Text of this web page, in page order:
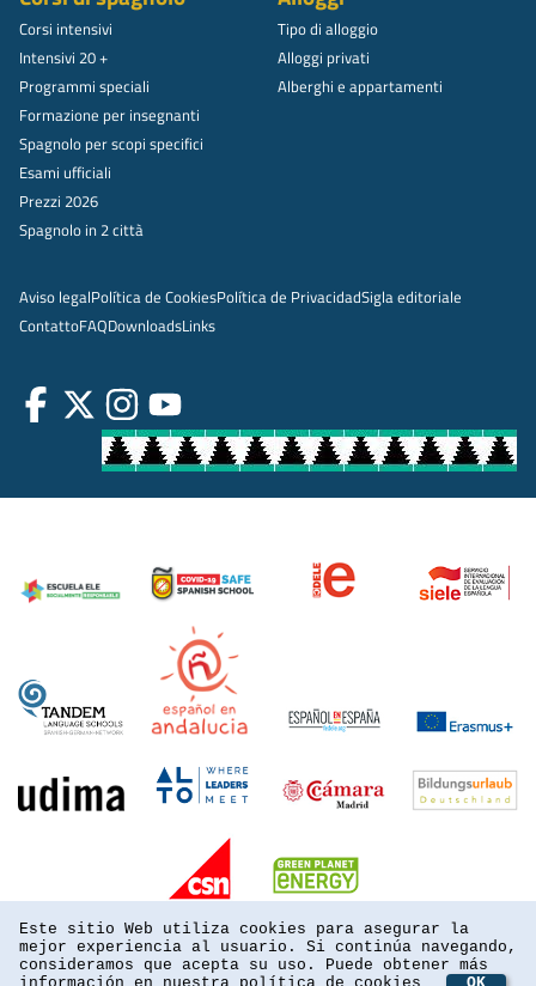
Corsi intensivi
Intensivi 20 +
Programmi speciali
Formazione per insegnanti
Spagnolo per scopi specifici
Esami ufficiali
Prezzi 2026
Spagnolo in 2 città
Tipo di alloggio
Alloggi privati
Alberghi e appartamenti
Aviso legalPolítica de CookiesPolítica de PrivacidadSigla editoriale
ContattoFAQDownloadsLinks
Este sitio Web utiliza cookies para asegurar la
mejor experiencia al usuario. Si continúa navegando,
consideramos que acepta su uso. Puede obtener más